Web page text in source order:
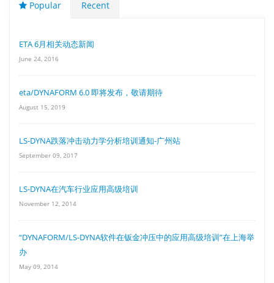
Popular Recent
ETA 6月相关动态新闻
June 24, 2016
eta/DYNAFORM 6.0 即将发布，敬请期待
August 15, 2019
LS-DYNA跌落冲击动力学分析培训通知-广州站
September 09, 2017
LS-DYNA在汽车行业应用高级培训
November 12, 2014
“DYNAFORM/LS-DYNA软件在钣金冲压中的应用高级培训”在上海举
办
May 09, 2014